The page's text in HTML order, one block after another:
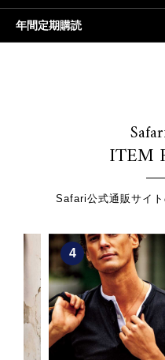
年間定期購読
ITEM
Safari公式通販サイ
4